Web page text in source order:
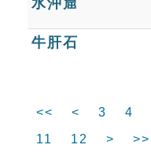
牛肝石
<< < 3 4
11
12 > >>